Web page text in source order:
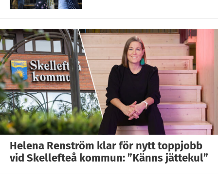
Helena Renström klar för nytt toppjobb
vid Skellefteå kommun: ”Känns jättekul”